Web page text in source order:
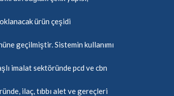
ürün çeşidi
geçilmiştir. Sistemin kullanımı
imalat sektöründe pcd ve cbn
ilaç, tıbbı alet ve gereçleri